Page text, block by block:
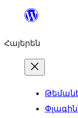
Անցնել
Հայերեն